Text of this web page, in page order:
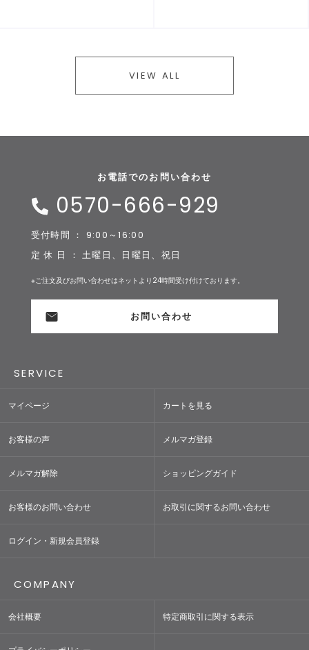
VIEW ALL
お電話でのお問い合わせ
0570-666-929
受付時間 ： 9:00～16:00
定 休 日 ： 土曜日、日曜日、祝日
※ご注文及びお問い合わせはネットより24時間受け付けております。
お問い合わせ
SERVICE
マイページ カートを見る
お客様の声 メルマガ登録
メルマガ解除 ショッピングガイド
お客様のお問い合わせ お取引に関するお問い合わせ
ログイン・新規会員登録
COMPANY
会社概要 特定商取引に関する表示